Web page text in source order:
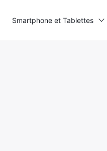
Smartphone et Tablettes